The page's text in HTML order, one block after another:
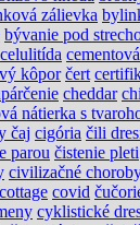
zálievka
bývanie pod
celulitída
kôpor čert
cheddar
nátierka s
čaj cigória čili
parou čistenie pleti
civilizačné
cottage covid
cyklistické